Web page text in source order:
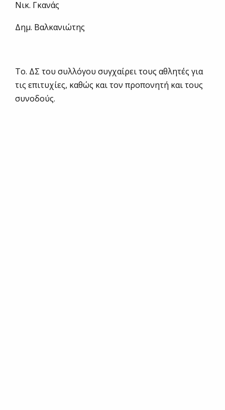
Νικ. Γκανάς
Δημ. Βαλκανιώτης
Το. ΔΣ του συλλόγου συγχαίρει τους αθλητές για
τις επιτυχίες, καθώς και τον προπονητή και τους
συνοδούς.